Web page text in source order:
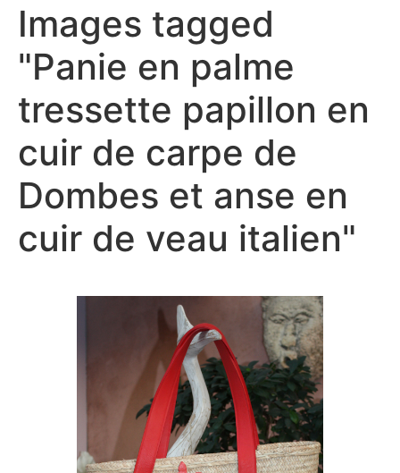
Images tagged
"Panie en palme
tressette papillon en
cuir de carpe de
Dombes et anse en
cuir de veau italien"